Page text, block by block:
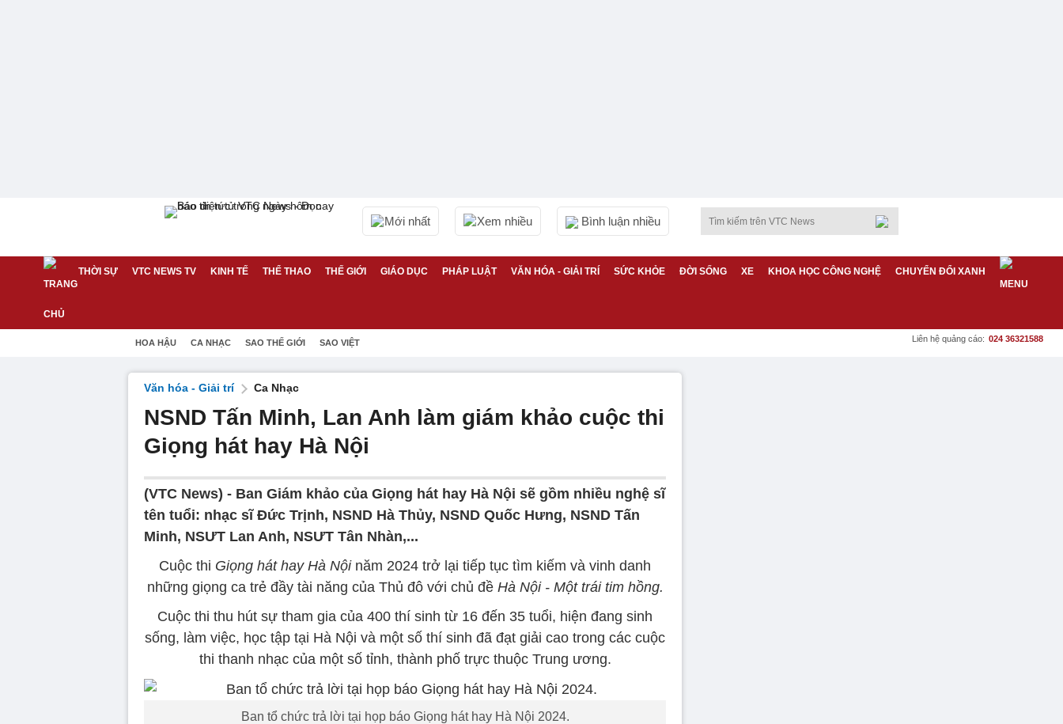
Mới nhất Xem nhiều Bình luận nhiều
THỜI SỰ VTC NEWS TV KINH TẾ THỂ THAO THẾ GIỚI GIÁO DỤC PHÁP LUẬT VĂN HÓA - GIẢI TRÍ SỨC KHỎE ĐỜI SỐNG XE KHOA HỌC CÔNG NGHỆ CHUYỂN ĐỔI XANH
HOA HẬU CA NHẠC SAO THẾ GIỚI SAO VIỆT Liên hệ quảng cáo: 024 36321588
Văn hóa - Giải trí Ca Nhạc
NSND Tấn Minh, Lan Anh làm giám khảo cuộc thi
Giọng hát hay Hà Nội
(VTC News) - Ban Giám khảo của Giọng hát hay Hà Nội sẽ gồm nhiều nghệ sĩ
tên tuổi: nhạc sĩ Đức Trịnh, NSND Hà Thủy, NSND Quốc Hưng, NSND Tấn
Minh, NSƯT Lan Anh, NSƯT Tân Nhàn,...
Cuộc thi Giọng hát hay Hà Nội năm 2024 trở lại tiếp tục tìm kiếm và vinh danh
những giọng ca trẻ đầy tài năng của Thủ đô với chủ đề Hà Nội - Một trái tim hồng.
Cuộc thi thu hút sự tham gia của 400 thí sinh từ 16 đến 35 tuổi, hiện đang sinh
sống, làm việc, học tập tại Hà Nội và một số thí sinh đã đạt giải cao trong các cuộc
thi thanh nhạc của một số tỉnh, thành phố trực thuộc Trung ương.
Ban tổ chức trả lời tại họp báo Giọng hát hay Hà Nội 2024.